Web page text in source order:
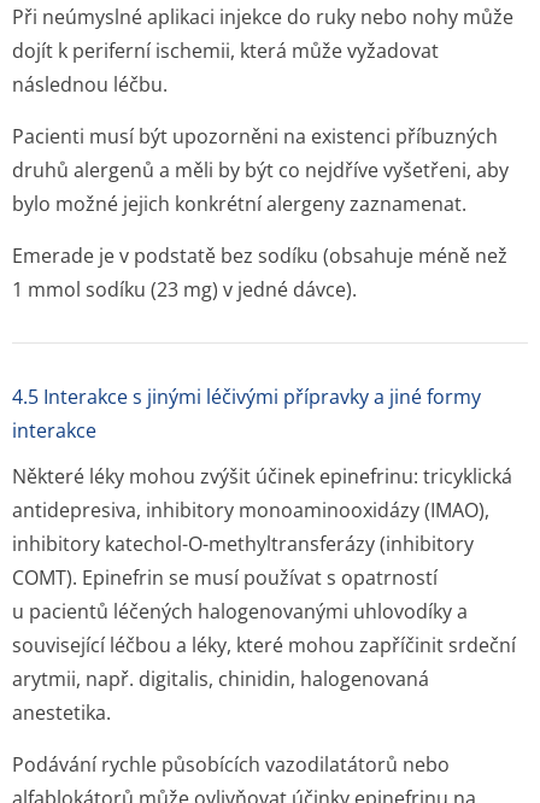
Při neúmyslné aplikaci injekce do ruky nebo nohy může
dojít k periferní ischemii, která může vyžadovat
následnou léčbu.
Pacienti musí být upozorněni na existenci příbuzných
druhů alergenů a měli by být co nejdříve vyšetřeni, aby
bylo možné jejich konkrétní alergeny zaznamenat.
Emerade je v podstatě bez sodíku (obsahuje méně než
1 mmol sodíku (23 mg) v jedné dávce).
4.5 Interakce s jinými léčivými přípravky a jiné formy
interakce
Některé léky mohou zvýšit účinek epinefrinu: tricyklická
antidepresiva, inhibitory monoaminooxidázy (IMAO),
inhibitory katechol-O-methyltransferázy (inhibitory
COMT). Epinefrin se musí používat s opatrností
u pacientů léčených halogenovanými uhlovodíky a
související léčbou a léky, které mohou zapříčinit srdeční
arytmii, např. digitalis, chinidin, halogenovaná
anestetika.
Podávání rychle působících vazodilatátorů nebo